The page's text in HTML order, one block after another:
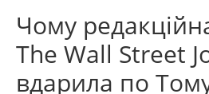
Чому
The Wall Street
вдарила по